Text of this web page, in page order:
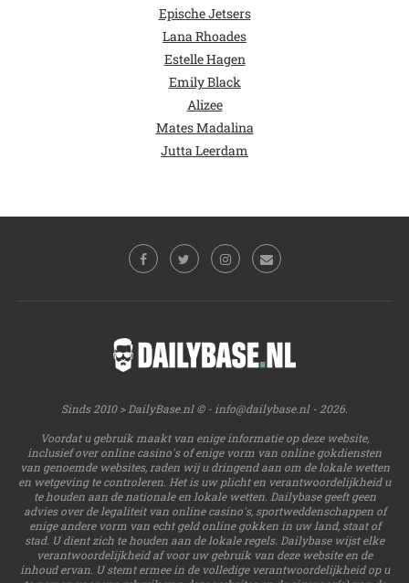
Epische Jetsers
Lana Rhoades
Estelle Hagen
Emily Black
Alizee
Mates Madalina
Jutta Leerdam
Sinds 2010 > DailyBase.nl © - info@dailybase.nl- 2026.
Voordat u gebruik maakt van enige informatie op deze website,
inclusief over online casino's of enige vorm van online gokdiensten
van genoemde websites, raden wij u dringend aan om de lokale wetten
en wetgeving te controleren. Het is uw plicht en verantwoordelijkheid u
te houden aan de nationale en lokale wetten. Dailybase geeft geen
advies over de legaliteit van online casino's, sportweddenschappen of
enige andere vorm van echt geld online gokken in uw land, staat of
stad. U dient zich te houden aan de lokale regels. Dailybase wijst elke
verantwoordelijkheid af voor uw gebruik van deze website en de
inhoud ervan. U stemt ermee in de volledige verantwoordelijkheid op u